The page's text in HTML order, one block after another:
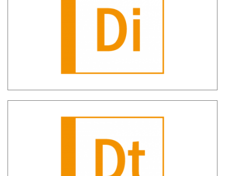
SH Diana – Diagnostico AUI
SH Diana Trend – Analisi andamento
anomalie